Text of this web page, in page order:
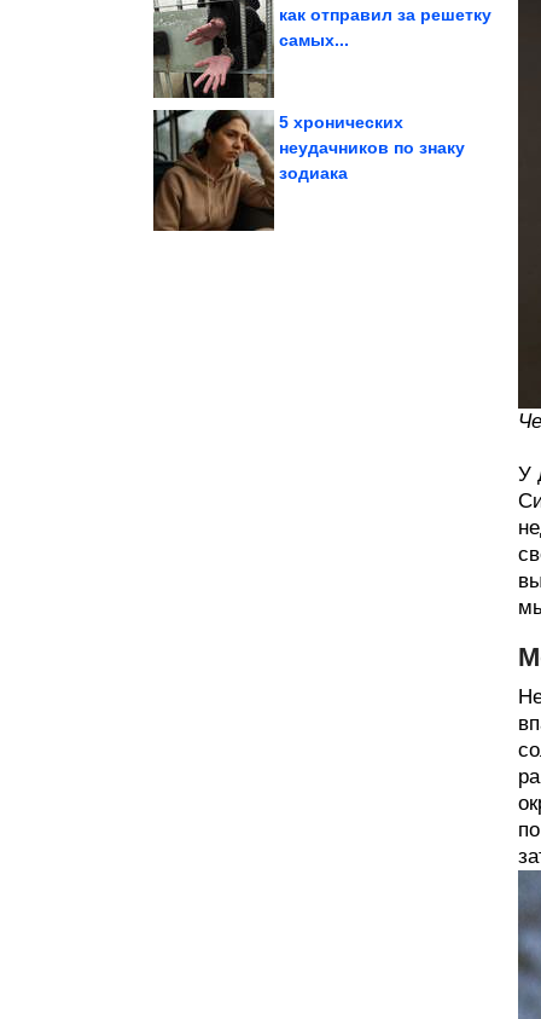
Юмор и коментарии из
как отправил за решетку
самых...
Назвала 5 скрытых
5 хронических
неудачников по знаку
зодиака
У